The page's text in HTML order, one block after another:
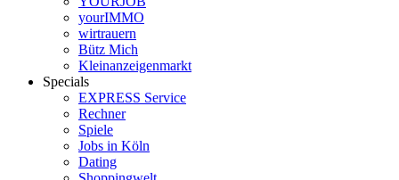
yourIMMO
wirtrauern
Bütz Mich
Kleinanzeigenmarkt
Specials
EXPRESS Service
Rechner
Spiele
Jobs in Köln
Dating